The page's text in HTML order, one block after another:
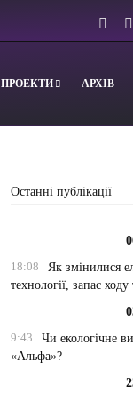
ПРОЕКТИ АРХІВ
Останні публікації
18:08
Як змінилися
технології, запас
9:43
Чи екологічне
«Альфа»?